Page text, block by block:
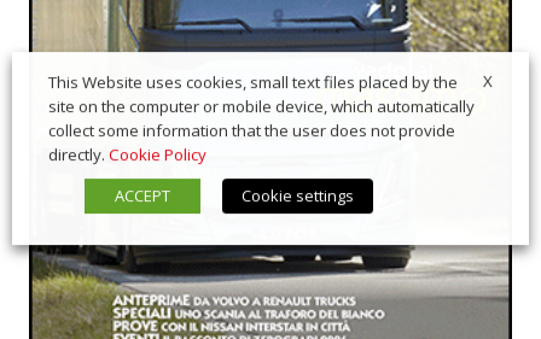
X
This Website uses cookies, small text files placed by the
site on the computer or mobile device, which automatically
collect some information that the user does not provide
directly. Cookie Policy
ACCEPT
Cookie settings